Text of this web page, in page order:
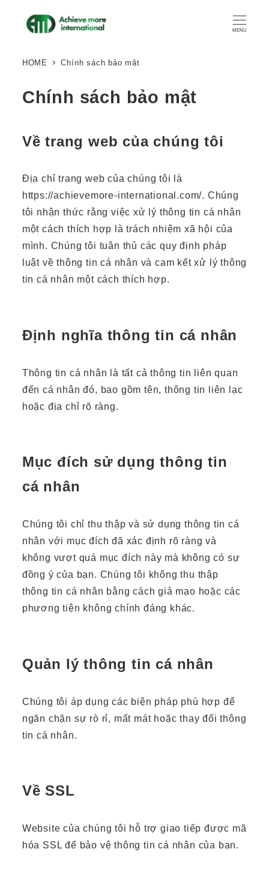
MENU
HOME Chính sách bảo mật
Chính sách bảo mật
Về trang web của chúng tôi
Địa chỉ trang web của chúng tôi là
https://achievemore-international.com/. Chúng
tôi nhận thức rằng việc xử lý thông tin cá nhân
một cách thích hợp là trách nhiệm xã hội của
mình. Chúng tôi tuân thủ các quy định pháp
luật về thông tin cá nhân và cam kết xử lý thông
tin cá nhân một cách thích hợp.
Định nghĩa thông tin cá nhân
Thông tin cá nhân là tất cả thông tin liên quan
đến cá nhân đó, bao gồm tên, thông tin liên lạc
hoặc địa chỉ rõ ràng.
Mục đích sử dụng thông tin
cá nhân
Chúng tôi chỉ thu thập và sử dụng thông tin cá
nhân với mục đích đã xác định rõ ràng và
không vượt quá mục đích này mà không có sự
đồng ý của bạn. Chúng tôi không thu thập
thông tin cá nhân bằng cách giả mạo hoặc các
phương tiện không chính đáng khác.
Quản lý thông tin cá nhân
Chúng tôi áp dụng các biện pháp phù hợp để
ngăn chặn sự rò rỉ, mất mát hoặc thay đổi thông
tin cá nhân.
Về SSL
Website của chúng tôi hỗ trợ giao tiếp được mã
hóa SSL để bảo vệ thông tin cá nhân của bạn.